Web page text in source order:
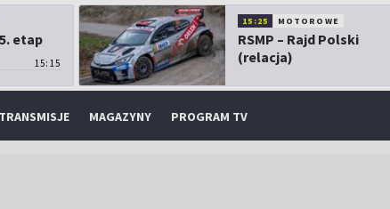
etap
15:15
15:25 MOTOROWE
RSMP – Rajd Polski
(relacja)
MAGAZYNY PROGRAM TV